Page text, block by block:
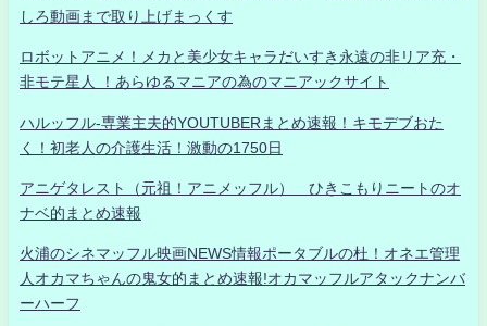
しろ動画まで取り上げまっくす
ロボットアニメ！メカと美少女キャラだいすき永遠の非リア充・
非モテ星人 ！あらゆるマニアの為のマニアックサイト
ハルッフル-専業主夫的YOUTUBERまとめ速報！キモデブおた
く！初老人の介護生活！激動の1750日
アニゲタレスト（元祖！アニメッフル） ひきこもりニートのオ
ナベ的まとめ速報
火浦のシネマッフル映画NEWS情報ポータブルの杜！オネエ管理
人オカマちゃんの鬼女的まとめ速報!オカマッフルアタックナンバ
ーハーフ